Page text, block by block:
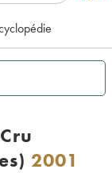
2001